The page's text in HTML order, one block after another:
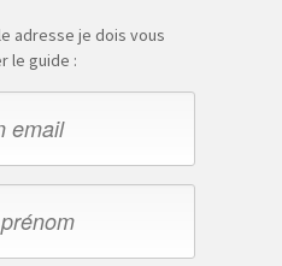
adresse je dois vous
le guide :